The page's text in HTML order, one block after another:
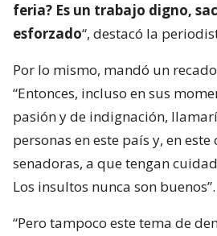
feria? Es un trabajo digno,
esforzado“, destacó la
Por lo mismo, mandó un
“Entonces, incluso en sus
pasión y de indignación,
personas en este país y, en este
senadoras, a que tengan
Los insultos nunca son buenos”.
“Pero tampoco este tema de